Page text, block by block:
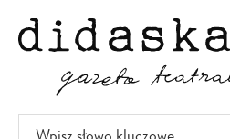
DO
TREŚCI
Wpisz